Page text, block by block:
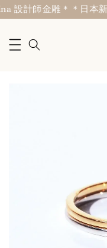
設計師金雕＊ ＊日本新